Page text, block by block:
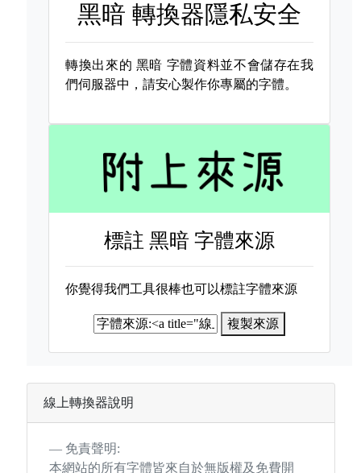
黑暗 轉換器隱私安全
轉換出來的 黑暗 字體資料並不會儲存在我
們伺服器中，請安心製作你專屬的字體。
標註黑暗 字體來源
你覺得我們工具很棒也可以標註字體來源
複製來源
線上轉換器說明
免責聲明:
本網站的所有字體皆來自於無版權及免費開